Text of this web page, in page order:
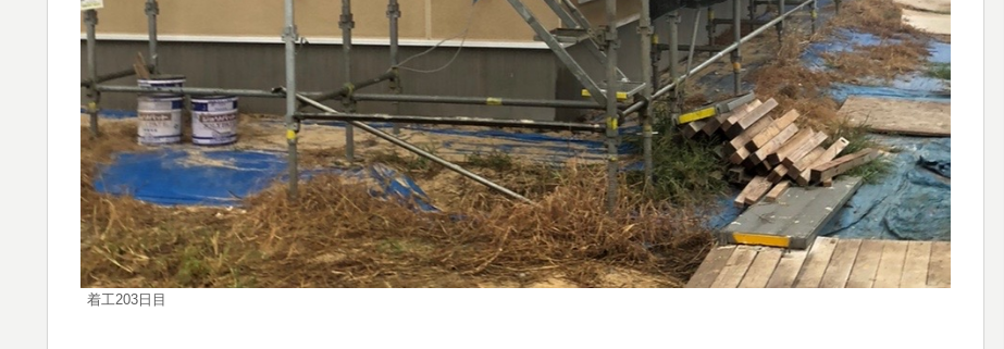
着工203日目